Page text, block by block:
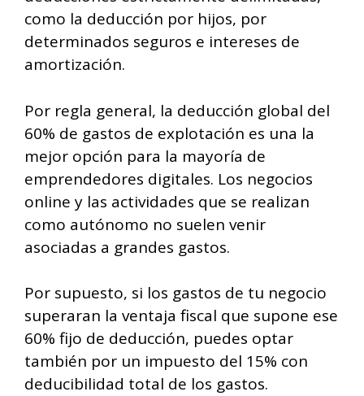
como la deducción por hijos, por
determinados seguros e intereses de
amortización.
Por regla general, la deducción global del
60% de gastos de explotación es una la
mejor opción para la mayoría de
emprendedores digitales. Los negocios
online y las actividades que se realizan
como autónomo no suelen venir
asociadas a grandes gastos.
Por supuesto, si los gastos de tu negocio
superaran la ventaja fiscal que supone ese
60% fijo de deducción, puedes optar
también por un impuesto del 15% con
deducibilidad total de los gastos.